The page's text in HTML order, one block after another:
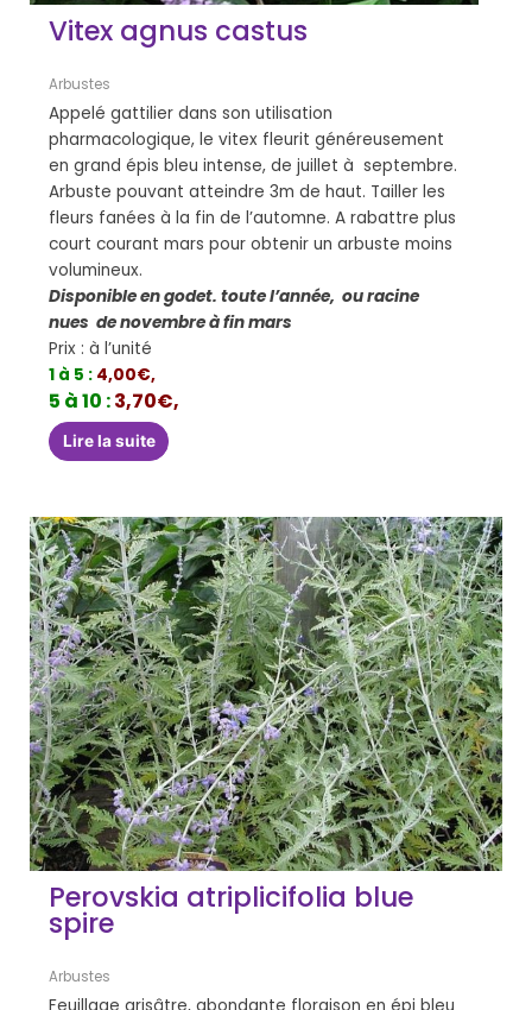
Vitex agnus castus
Arbustes
Appelé gattilier dans son utilisation
pharmacologique, le vitex fleurit généreusement
en grand épis bleu intense, de juillet à septembre.
Arbuste pouvant atteindre 3m de haut. Tailler les
fleurs fanées à la fin de l’automne. A rabattre plus
court courant mars pour obtenir un arbuste moins
volumineux.
Disponible en godet. toute l’année, ou racine
nues de novembre à fin mars
Prix : à l’unité
1 à 5 : 4,00€,
5 à 10 :3,70€,
Lire la suite
Perovskia atriplicifolia blue
spire
Arbustes